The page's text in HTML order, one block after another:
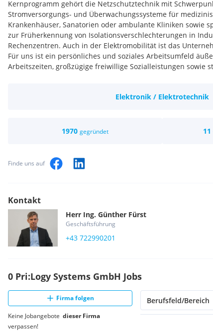
Kernprogramm gehört die Netzschutztechnik mit
Stromversorgungs- und Überwachungssysteme für
Krankenhäuser, Sanatorien oder ambulante Kliniken sowie
zur Früherkennung von Isolationsverschlechterungen in
Rechenzentren. Auch in der Elektromobilität ist das
Für uns ist ein persönliches und soziales Arbeitsumfeld
Arbeitszeiten, großzügige freiwillige Sozialleistungen sowie
Elektronik / Elektrotechnik
1970 gegründet 11
Finde uns auf
Kontakt
Herr Ing. Günther Fürst
Geschäftsführung
+43 722990201
0 Pri:Logy Systems GmbH Jobs
Firma folgen
Keine Jobangebote dieser Firma
verpassen!
Berufsfeld/Bereich